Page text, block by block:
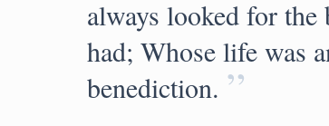
always looked for the
had; Whose life was
benediction. ”